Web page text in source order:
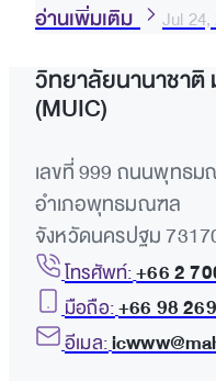
อ่านเพิ่มเติม Jul
วิทยาลัยนานาชา
(MUIC)
เลขที่ 999 ถนนพุทธ
อำเภอพุทธมณฑล
จังหวัดนครปฐม
โทรศัพท์:+66 2
มือถือ:+66 98
อีเมล: